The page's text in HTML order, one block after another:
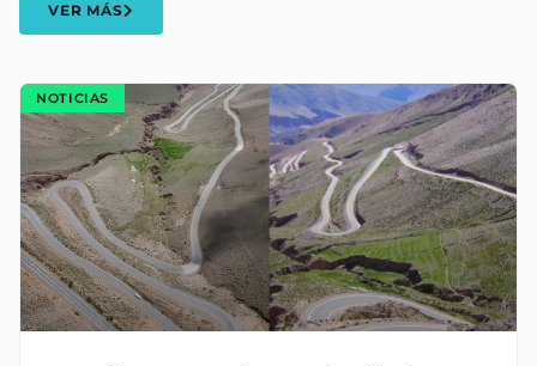
VER MÁS
NOTICIAS